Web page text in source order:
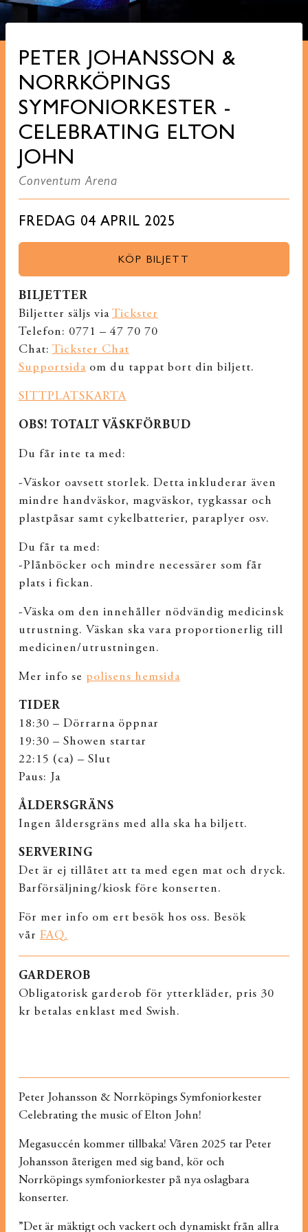
PETER JOHANSSON &
NORRKÖPINGS
SYMFONIORKESTER -
CELEBRATING ELTON
JOHN
Conventum Arena
FREDAG 04 APRIL 2025
KÖP BILJETT
BILJETTER
Biljetter säljs via Tickster
Telefon: 0771 – 47 70 70
Chat: Tickster Chat
Supportsidaom du tappat bort din biljett.
SITTPLATSKARTA
OBS! TOTALT VÄSKFÖRBUD
Du får inte ta med:
-Väskor oavsett storlek. Detta inkluderar även
mindre handväskor, magväskor, tygkassar och
plastpåsar samt cykelbatterier, paraplyer osv.
Du får ta med:
-Plånböcker och mindre necessärer som får
plats i fickan.
-Väska om den innehåller nödvändig medicinsk
utrustning. Väskan ska vara proportionerlig till
medicinen/utrustningen.
Mer info se polisens hemsida
TIDER
18:30 – Dörrarna öppnar
19:30 – Showen startar
22:15 (ca) – Slut
Paus: Ja
ÅLDERSGRÄNS
Ingen åldersgräns med alla ska ha biljett.
SERVERING
Det är ej tillåtet att ta med egen mat och dryck.
Barförsäljning/kiosk före konserten.
För mer info om ert besök hos oss. Besök
vår FAQ.
GARDEROB
Obligatorisk garderob för ytterkläder, pris 30
kr betalas enklast med Swish.
Peter Johansson & Norrköpings Symfoniorkester
Celebrating the music of Elton John!
Megasuccén kommer tillbaka! Våren 2025 tar Peter
Johansson återigen med sig band, kör och
Norrköpings symfoniorkester på nya oslagbara
konserter.
”Det är mäktigt och vackert och dynamiskt från allra